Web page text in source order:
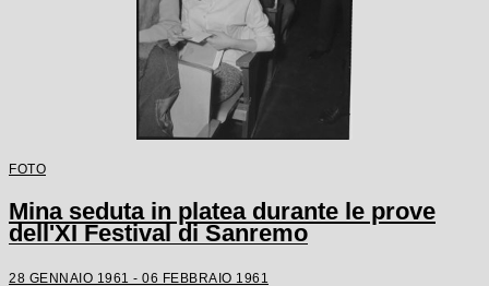
FOTO
Mina seduta in platea durante le prove
dell'XI Festival di Sanremo
28 GENNAIO 1961 - 06 FEBBRAIO 1961